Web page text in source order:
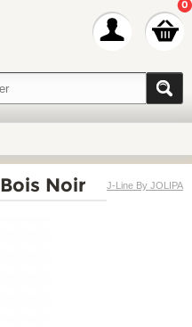
0
J-Line By JOLIPA
Noir